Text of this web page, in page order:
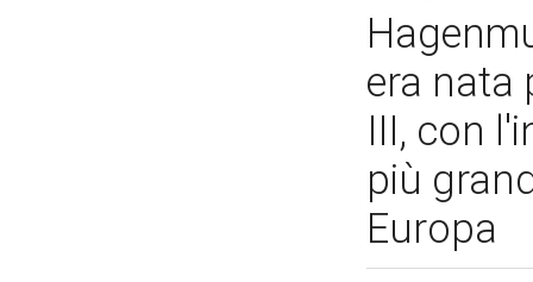
era nata
III, con
più
Europa